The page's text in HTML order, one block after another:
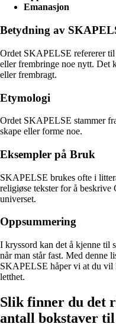
Emanasjon
Betydning av
Ordet SKAPELSE refererer til
eller frembringe noe nytt. Det
eller frembragt.
Etymologi
Ordet SKAPELSE stammer
skape eller forme noe.
Eksempler på Bruk
SKAPELSE brukes ofte i
religiøse tekster for å beskrive
universet.
Oppsummering
I kryssord kan det å kjenne til
når man står fast. Med denne
SKAPELSE håper vi at du vil
letthet.
Slik finner du det
antall bokstaver